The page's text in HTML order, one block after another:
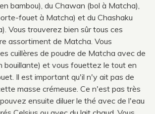
bambou), du Chawan (bol à Matcha),
fouet à Matcha) et du Chashaku
Vous trouverez bien sûr tous ces
assortiment de Matcha. Vous
cuillères de poudre de Matcha avec de
bouillante) et vous fouettez le tout en
Il est important qu'il n'y ait pas de
masse crémeuse. Ce n'est pas très
ensuite diluer le thé avec de l'eau